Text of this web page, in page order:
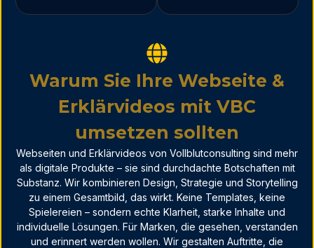
Warum Sie Ihre Webseite &
Erklärvideos mit VBC
umsetzen sollten
Webseiten und Erklärvideos von Vollblutconsulting sind mehr
als digitale Produkte – sie sind durchdachte Botschaften mit
Substanz. Wir kombinieren Design, Strategie und Storytelling
zu einem Gesamtbild, das wirkt. Keine Templates, keine
Spielereien – sondern echte Klarheit, starke Inhalte und
individuelle Lösungen. Für Marken, die gesehen, verstanden
und erinnert werden wollen. Wir gestalten Auftritte, die